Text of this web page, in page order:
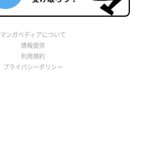
マンガペディアについて
情報提供
利用規約
プライバシーポリシー